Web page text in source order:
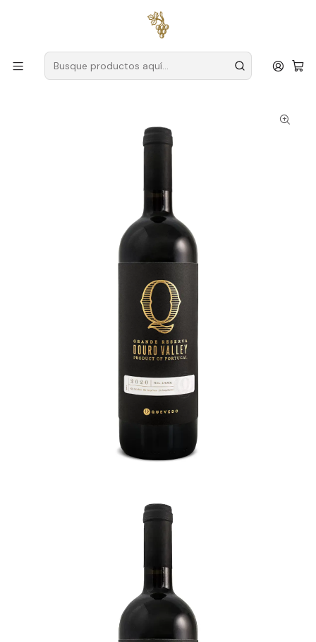
para pedidos superiores a
Productores Duero
Quevedo
Quevedo Grande Reserva 2020 Duero Tinto 75cl